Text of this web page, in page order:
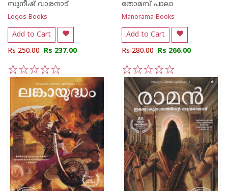
സുനീഷ് വാരനാട്
Logos Books
Add to Cart
Rs 250.00 Rs 237.00
5
4
3
2
1
തോമസ് പാലാ
Manorama Books
Add to Cart
Rs 280.00 Rs 266.00
5
4
3
2
1